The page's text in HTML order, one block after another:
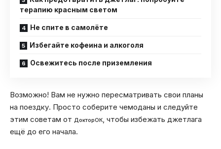
терапию красным светом
Не спите в самолёте
Избегайте кофеина и алкоголя
Освежитесь после приземления
Возможно! Вам не нужно пересматривать свои планы
на поездку. Просто соберите чемоданы и следуйте
этим советам от ДокторОК, чтобы избежать джетлага
ещё до его начала.